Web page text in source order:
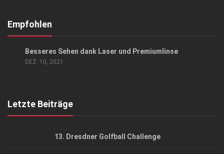
Kontakt, Impressum
Empfohlen
Besseres Sehen dank Laser und Premiumlinse
DEZ. 10, 2021
Letzte Beiträge
13. Dresdner Golfball Challenge